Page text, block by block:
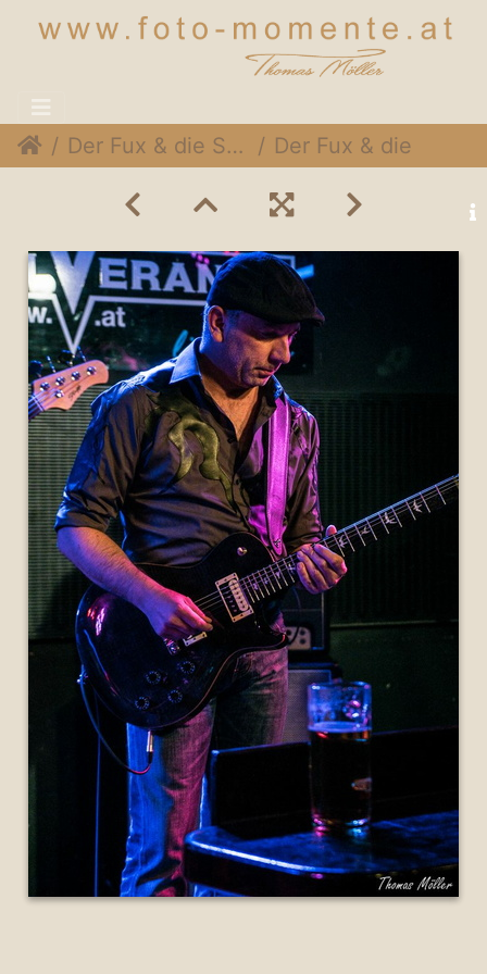
Der Fux & die SymPartie @ Soulveranda, 21. Juni 2015 Der Fux & die SymPartie 016